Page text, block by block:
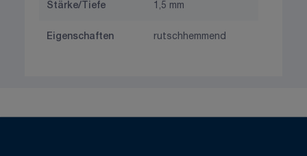
Stärke/Tiefe 1,5 mm
Eigenschaften rutschhemmend